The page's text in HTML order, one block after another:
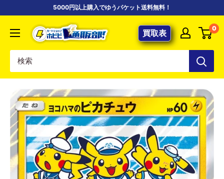
5000円以上購入でゆうパケット送料無料！
【ポ
ケ
専
門
店】
カ
ー
シ
ョ
ッ
買取表 0